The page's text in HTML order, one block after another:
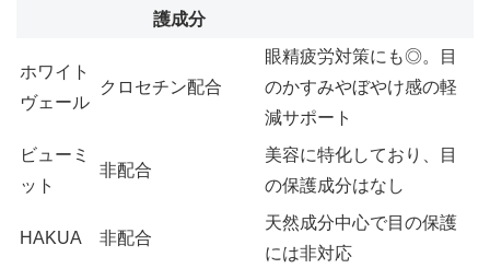
護成分
ホワイト
ヴェール
クロセチン配合
眼精疲労対策にも◎。目
のかすみやぼやけ感の軽
減サポート
ビューミ
ット
非配合
美容に特化しており、目
の保護成分はなし
HAKUA 非配合
天然成分中心で目の保護
には非対応